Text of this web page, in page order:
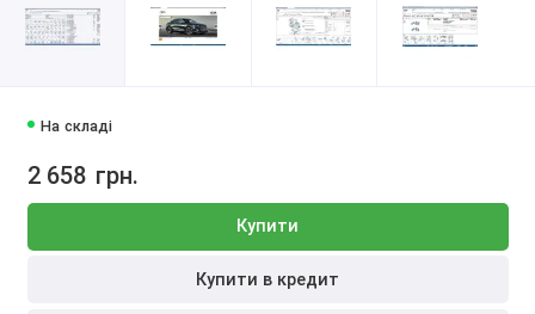
На складі
2 658 грн.
Купити
Купити в кредит